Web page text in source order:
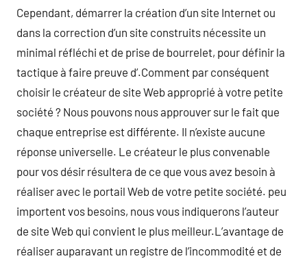
Cependant, démarrer la création d’un site Internet ou
dans la correction d’un site construits nécessite un
minimal réfléchi et de prise de bourrelet, pour définir la
tactique à faire preuve d’.Comment par conséquent
choisir le créateur de site Web approprié à votre petite
société ? Nous pouvons nous approuver sur le fait que
chaque entreprise est différente. Il n’existe aucune
réponse universelle. Le créateur le plus convenable
pour vos désir résultera de ce que vous avez besoin à
réaliser avec le portail Web de votre petite société. peu
importent vos besoins, nous vous indiquerons l’auteur
de site Web qui convient le plus meilleur.L’avantage de
réaliser auparavant un registre de l’incommodité et de